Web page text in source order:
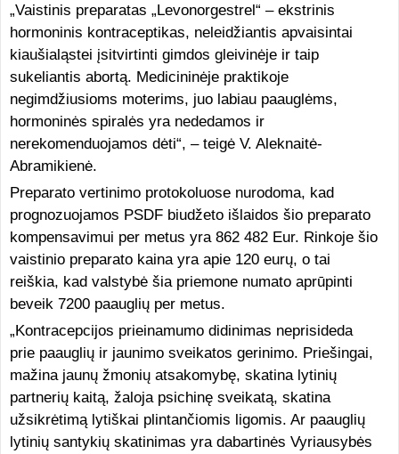
„Vaistinis preparatas „Levonorgestrel“ – ekstrinis
hormoninis kontraceptikas, neleidžiantis apvaisintai
kiaušialąstei įsitvirtinti gimdos gleivinėje ir taip
sukeliantis abortą. Medicininėje praktikoje
negimdžiusioms moterims, juo labiau paauglėms,
hormoninės spiralės yra nededamos ir
nerekomenduojamos dėti“, – teigė V. Aleknaitė-
Abramikienė.
Preparato vertinimo protokoluose nurodoma, kad
prognozuojamos PSDF biudžeto išlaidos šio preparato
kompensavimui per metus yra 862 482 Eur. Rinkoje šio
vaistinio preparato kaina yra apie 120 eurų, o tai
reiškia, kad valstybė šia priemone numato aprūpinti
beveik 7200 paauglių per metus.
„Kontracepcijos prieinamumo didinimas neprisideda
prie paauglių ir jaunimo sveikatos gerinimo. Priešingai,
mažina jaunų žmonių atsakomybę, skatina lytinių
partnerių kaitą, žaloja psichinę sveikatą, skatina
užsikrėtimą lytiškai plintančiomis ligomis. Ar paauglių
lytinių santykių skatinimas yra dabartinės Vyriausybės